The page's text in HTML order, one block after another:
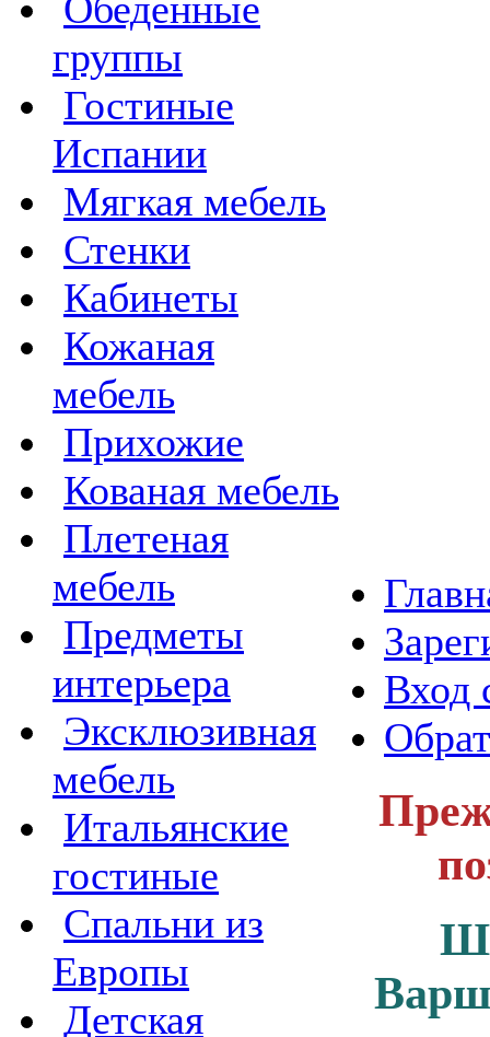
группы
Гостиные
Испании
Мягкая мебель
Стенки
Кабинеты
Кожаная
мебель
Прихожие
Кованая мебель
Плетеная
мебель
Предметы
интерьера
Эксклюзивная
мебель
Итальянские
гостиные
Спальни из
Европы
Детская
Вход